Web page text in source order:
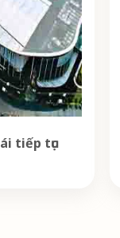
tiếp tục